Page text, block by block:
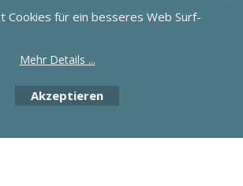
Software.
Cookies für ein besseres Web Surf-
Mehr Details ...
Akzeptieren